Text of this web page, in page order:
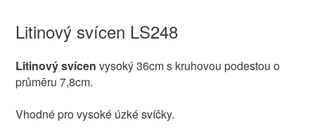
Litinový svícen LS248
Litinový svícen vysoký 36cm s kruhovou podestou o
průměru 7,8cm.
Vhodné pro vysoké úzké svíčky.